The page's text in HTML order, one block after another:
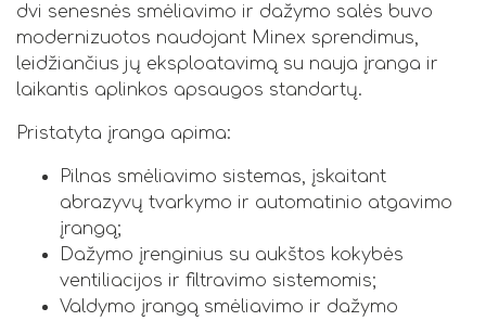
dvi senesnės smėliavimo ir dažymo salės buvo
modernizuotos naudojant Minex sprendimus,
leidžiančius jų eksploatavimą su nauja įranga ir
laikantis aplinkos apsaugos standartų.
Pristatyta įranga apima:
Pilnas smėliavimo sistemas, įskaitant
abrazyvų tvarkymo ir automatinio atgavimo
įrangą;
Dažymo įrenginius su aukštos kokybės
ventiliacijos ir filtravimo sistemomis;
Valdymo įrangą smėliavimo ir dažymo